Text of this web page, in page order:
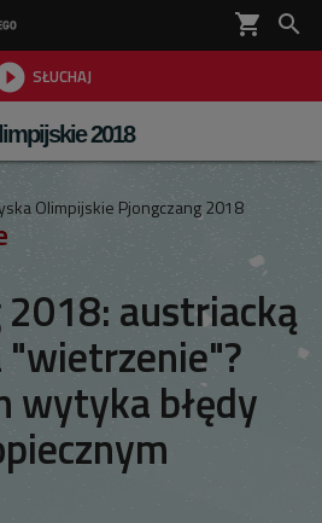
shopping_cart 
SŁUCHAJ

2018
Olimpijskie Pjongczang 2018
2018: austriacką
"wietrzenie"?
wytyka błędy